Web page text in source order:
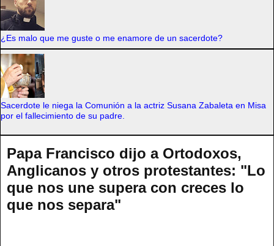
¿Es malo que me guste o me enamore de un sacerdote?
Sacerdote le niega la Comunión a la actriz Susana Zabaleta en Misa
por el fallecimiento de su padre.
Papa Francisco dijo a Ortodoxos,
Anglicanos y otros protestantes: "Lo
que nos une supera con creces lo
que nos separa"